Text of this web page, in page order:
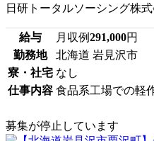
日研トータルソーシング株
給与 月収例291,000円
勤務地
北海道 岩見沢市
寮・社宅 なし
仕事内容 食品系工場での軽
募集が停止しています